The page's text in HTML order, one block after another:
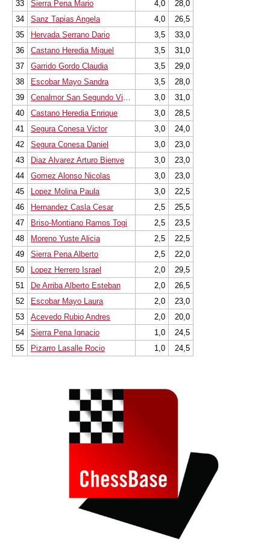
33
Sierra Pena Mario 4,0
28,0
34
Sanz Tapias Angela 4,0
26,5
35
Hervada Serrano Dario 3,5
33,0
36
Castano Heredia Miguel 3,5
31,0
37
Garrido Gordo Claudia 3,5
29,0
38
Escobar Mayo Sandra 3,5
28,0
39
Cenalmor San Segundo Victor 3,0
31,0
40
Castano Heredia Enrique 3,0
28,5
41
Segura Conesa Victor 3,0
24,0
42
Segura Conesa Daniel 3,0
23,0
43
Diaz Alvarez Arturo Bienve 3,0
23,0
44
Gomez Alonso Nicolas 3,0
23,0
45
Lopez Molina Paula 3,0
22,5
46
Hernandez Casla Cesar 2,5
25,5
47
Briso-Montiano Ramos Togi 2,5
23,5
48
Moreno Yuste Alicia 2,5
22,5
49
Sierra Pena Alberto 2,5
22,0
50
Lopez Herrero Israel 2,0
29,5
51
De Arriba Alberto Esteban 2,0
26,5
52
Escobar Mayo Laura 2,0
23,0
53
Acevedo Rubio Andres 2,0
20,0
54
Sierra Pena Ignacio 1,0
24,5
55
Pizarro Lasalle Rocio 1,0 24,5